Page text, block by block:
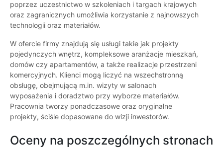
poprzez uczestnictwo w szkoleniach i targach krajowych
oraz zagranicznych umożliwia korzystanie z najnowszych
technologii oraz materiałów.
W ofercie firmy znajdują się usługi takie jak projekty
pojedynczych wnętrz, kompleksowe aranżacje mieszkań,
domów czy apartamentów, a także realizacje przestrzeni
komercyjnych. Klienci mogą liczyć na wszechstronną
obsługę, obejmującą m.in. wizyty w salonach
wyposażenia i doradztwo przy wyborze materiałów.
Pracownia tworzy ponadczasowe oraz oryginalne
projekty, ściśle dopasowane do wizji inwestorów.
Oceny na poszczególnych stronach